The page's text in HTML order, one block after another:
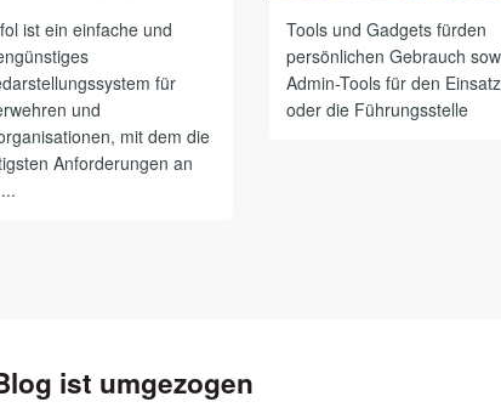
ist ein einfache und
für
und
mit dem die
Anforderungen an
Tools und Gadgets fürden
persönlichen Gebrauch
Admin-Tools für den
oder die Führungsstelle
ist umgezogen